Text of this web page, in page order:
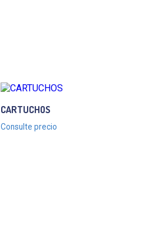
CARTUCHOS
Consulte precio